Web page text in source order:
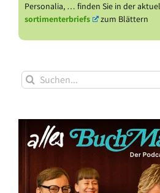
Personalia, … finden Sie in der
sortimenterbriefs
zum Blättern
Suche
nach: